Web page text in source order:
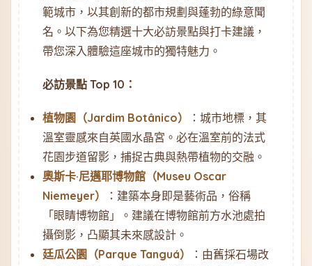
範城市，以其創新的都市規劃與蓬勃的綠意聞
名。以下為您精選十大必訪景點與打卡建議，
帶您深入體驗這座城市的獨特魅力。
必訪景點 Top 10：
植物園（Jardim Botânico）
：城市地標，其
溫室靈感來自英國水晶宮。必在溫室前的法式
花園步道留影，捕捉古典與熱帶植物的交融。
奧斯卡·尼邁耶博物館（Museu Oscar
Niemeyer）
：建築本身即是藝術品，俗稱
「眼睛博物館」。建議在博物館前方水池處拍
攝倒影，凸顯其未來感設計。
廷瓜公園（Parque Tanguá）
：由舊採石場改